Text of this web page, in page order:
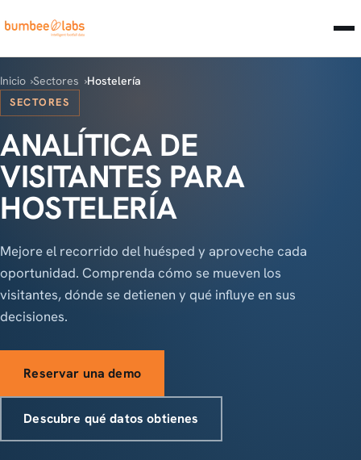
Inicio Sectores Hostelería
SECTORES
ANALÍTICA DE
VISITANTES PARA
HOSTELERÍA
Mejore el recorrido del huésped y aproveche cada
oportunidad. Comprenda cómo se mueven los
visitantes, dónde se detienen y qué influye en sus
decisiones.
Reservar una demo
Descubre qué datos obtienes